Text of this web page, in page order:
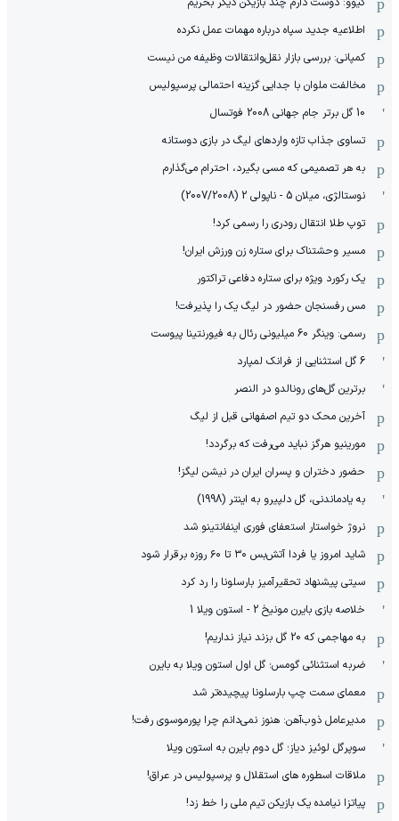
اطلاعیه جدید سپاه درباره مهمات عمل نکرده
کمپانی: بررسی بازار نقل‌وانتقالات وظیفه من نیست
مخالفت ملوان با جدایی گزینه احتمالی پرسپولیس
10 گل برتر جام جهانی 2008 فوتسال
تساوی جذاب تازه واردهای لیگ در بازی دوستانه
به هر تصمیمی که مسی بگیرد، احترام می‌گذارم
نوستالژی، میلان 5 - ناپولی 2 (2007/2008)
توپ طلا انتقال رودری را رسمی کرد!
مسیر وحشتناک برای ستاره زن ورزش ایران!
یک رکورد ویژه برای ستاره دفاعی تراکتور
مس رفسنجان حضور در لیگ یک را پذیرفت!
رسمی: وینگر 60 میلیونی رئال به فیورنتینا پیوست
6 گل استثنایی از فرانک لمپارد
برترین گل‌های رونالدو در النصر
آخرین محک دو تیم اصفهانی قبل از لیگ
مورینیو هرگز نباید می‌رفت که برگردد!
حضور دختران و پسران ایران در نیشن لیگز!
به یادماندنی، گل دلپیرو به اینتر (1998)
نروژ خواستار استعفای فوری اینفانتینو شد
شاید امروز یا فردا آتش‌بس ۳۰ تا ۶۰ روزه برقرار شود
سیتی پیشنهاد تحقیرآمیز بارسلونا را رد کرد
خلاصه بازی بایرن مونیخ 2 - استون ویلا 1
به مهاجمی که 20 گل بزند نیاز نداریم!
ضربه استثنائی گومس؛ گل اول استون ویلا به بایرن
معمای سمت چپ بارسلونا پیچیده‌تر شد
مدیرعامل ذوب‌آهن: هنوز نمی‌دانم چرا پورموسوی رفت!
سوپرگل لوئیز دیاز؛ گل دوم بایرن به استون ویلا
ملاقات اسطوره های استقلال و پرسپولیس در عراق!
پیاتزا نیامده یک بازیکن تیم ملی را خط زد!